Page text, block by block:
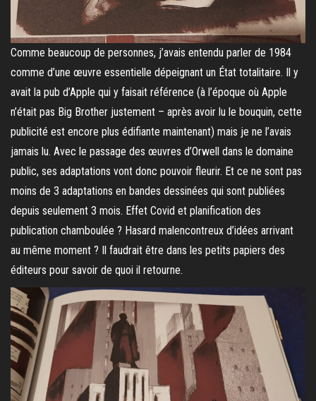
Comme beaucoup de personnes, j’avais entendu parler de 1984
comme d’une œuvre essentielle dépeignant un État totalitaire. Il y
avait la pub d’Apple qui y faisait référence (à l’époque où Apple
n’était pas Big Brother justement – après avoir lu le bouquin, cette
publicité est encore plus édifiante maintenant) mais je ne l’avais
jamais lu. Avec le passage des œuvres d’Orwell dans le domaine
public, ses adaptations vont donc pouvoir fleurir. Et ce ne sont pas
moins de 3 adaptations en bandes dessinées qui sont publiées
depuis seulement 3 mois. Effet Covid et planification des
publication chamboulée ? Hasard malencontreux d’idées arrivant
au même moment ? Il faudrait être dans les petits papiers des
éditeurs pour savoir de quoi il retourne.